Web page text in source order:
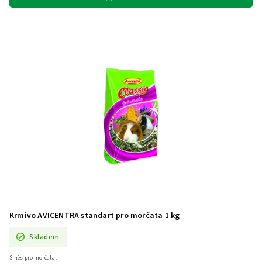
Krmivo AVICENTRA standart pro morčata 1 kg
Skladem
Směs pro morčata.